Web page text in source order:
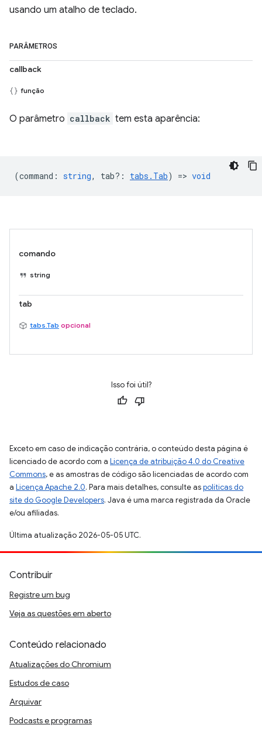
usando um atalho de teclado.
PARÂMETROS
callback
função
O parâmetro callback tem esta aparência:
(command : string, tab? : tabs.Tab) => void
comando
string
tab
tabs.Tab opcional
Isso foi útil?
Exceto em caso de indicação contrária, o conteúdo desta página é
licenciado de acordo com a Licença de atribuição 4.0 do Creative
Commons, e as amostras de código são licenciadas de acordo com
a Licença Apache 2.0. Para mais detalhes, consulte aspolíticas do
site do Google Developers. Java é uma marca registrada da Oracle
e/ou afiliadas.
Última atualização 2026-05-05 UTC.
Contribuir
Registre um bug
Veja as questões em aberto
Conteúdo relacionado
Atualizações do Chromium
Estudos de caso
Arquivar
Podcasts e programas